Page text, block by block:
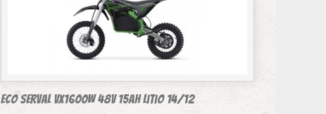
Eco SERVAL VX1600w 48v 15Ah litio 14/12